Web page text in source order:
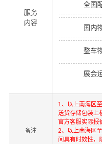
服务
内容
全国
国内
整车
展会
备注
1、以上南海区 至
送货存储包装上
官方客服实际报
2、以上南海区 至
间具有时效性，